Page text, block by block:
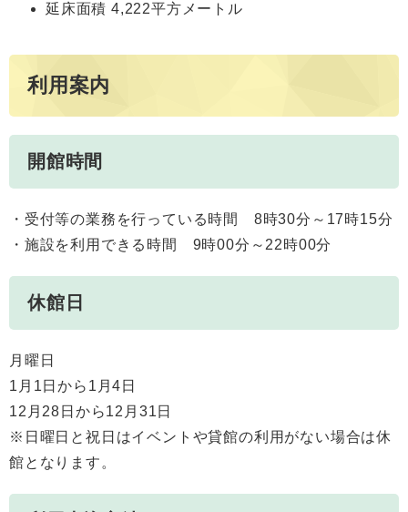
延床面積 4,222平方メートル
利用案内
開館時間
・受付等の業務を行っている時間 8時30分～17時15分
・施設を利用できる時間 9時00分～22時00分
休館日
月曜日
1月1日から1月4日
12月28日から12月31日
※日曜日と祝日はイベントや貸館の利用がない場合は休
館となります。